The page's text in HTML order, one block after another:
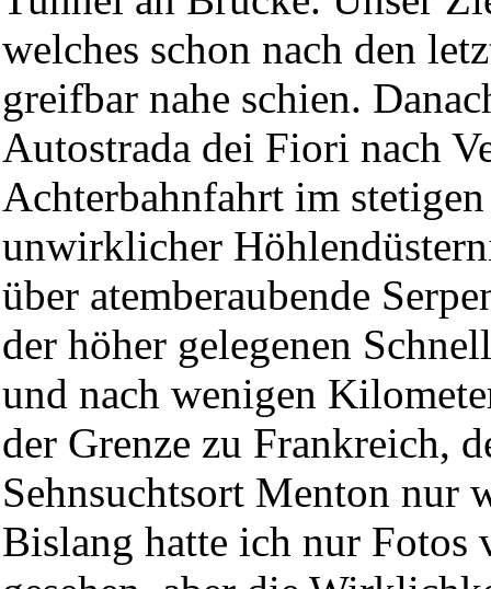
welches schon nach den
greifbar nahe schien.
Autostrada dei Fiori nach
Achterbahnfahrt im
unwirklicher
über atemberaubende
der höher gelegenen
und nach wenigen
der Grenze zu Frankreich,
Sehnsuchtsort Menton nur
Bislang hatte ich nur Fotos